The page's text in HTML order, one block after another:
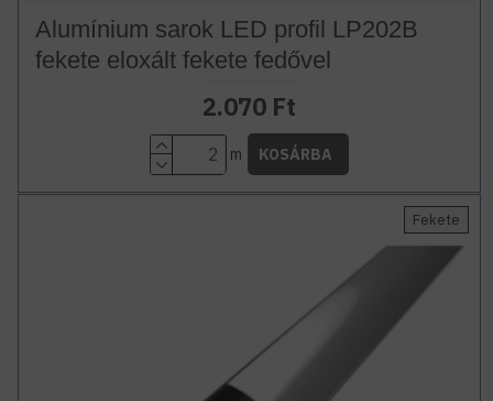
Alumínium sarok LED profil LP202B
fekete eloxált fekete fedővel
2.070 Ft
m KOSÁRBA
Fekete